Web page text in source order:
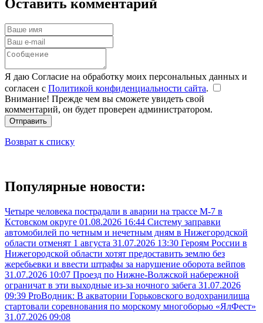
Оставить комментарий
Я даю Согласие на обработку моих персональных данных и
согласен с Политикой конфиденциальности сайта.
Внимание! Прежде чем вы сможете увидеть свой
комментарий, он будет проверен администратором.
Отправить
Возврат к списку
Популярные новости:
Четыре человека пострадали в аварии на трассе М-7 в
Кстовском округе 01.08.2026 16:44 Систему заправки
автомобилей по четным и нечетным дням в Нижегородской
области отменят 1 августа 31.07.2026 13:30 Героям России в
Нижегородской области хотят предоставить землю без
жеребьевки и ввести штрафы за нарушение оборота вейпов
31.07.2026 10:07 Проезд по Нижне-Волжской набережной
ограничат в эти выходные из-за ночного забега 31.07.2026
09:39 ProВодник: В акватории Горьковского водохранилища
стартовали соревнования по морскому многоборью «ЯлФест»
31.07.2026 09:08